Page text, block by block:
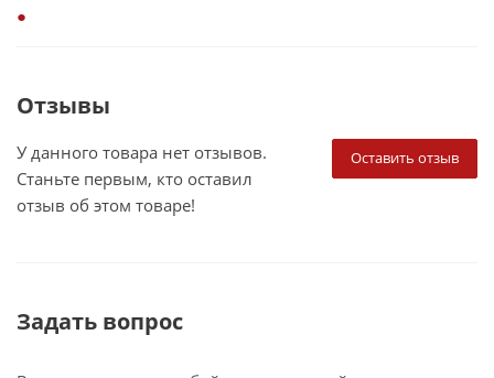
Отзывы
Оставить отзыв
У данного товара нет отзывов.
Станьте первым, кто оставил
отзыв об этом товаре!
Задать вопрос